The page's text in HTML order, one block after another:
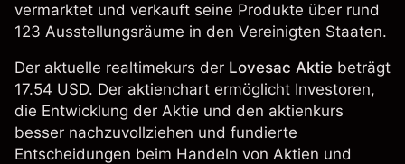
vermarktet und verkauft seine Produkte über rund
123 Ausstellungsräume in den Vereinigten Staaten.
Der aktuelle realtimekurs der Lovesac Aktie beträgt
17.54 USD. Der aktienchart ermöglicht Investoren,
die Entwicklung der Aktie und den aktienkurs
besser nachzuvollziehen und fundierte
Entscheidungen beim Handeln von Aktien und